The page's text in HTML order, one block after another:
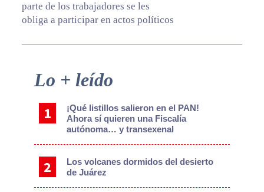
parte de los trabajadores se les
obliga a participar en actos políticos
Primary
Lo + leído
¡Qué listillos salieron en el PAN!
Ahora sí quieren una Fiscalía
autónoma… y transexenal
Los volcanes dormidos del desierto
de Juárez